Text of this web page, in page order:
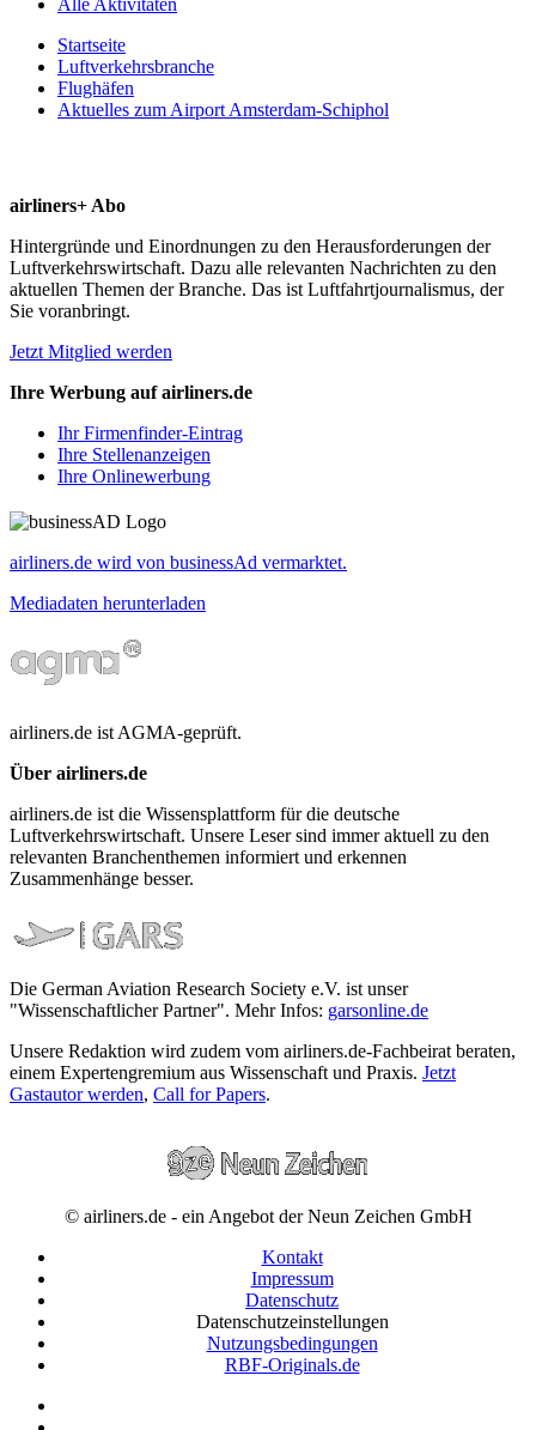
Startseite
Luftverkehrsbranche
Flughäfen
Aktuelles zum Airport Amsterdam-Schiphol
airliners+ Abo
Hintergründe und Einordnungen zu den Herausforderungen der
Luftverkehrswirtschaft. Dazu alle relevanten Nachrichten zu den
aktuellen Themen der Branche. Das ist Luftfahrtjournalismus, der
Sie voranbringt.
Jetzt Mitglied werden
Ihre Werbung auf airliners.de
Ihr Firmenfinder-Eintrag
Ihre Stellenanzeigen
Ihre Onlinewerbung
airliners.de wird von businessAd vermarktet.
Mediadaten herunterladen
airliners.de ist AGMA-geprüft.
Über airliners.de
airliners.de ist die Wissensplattform für die deutsche
Luftverkehrswirtschaft. Unsere Leser sind immer aktuell zu den
relevanten Branchenthemen informiert und erkennen
Zusammenhänge besser.
Die German Aviation Research Society e.V. ist unser
"Wissenschaftlicher Partner". Mehr Infos: garsonline.de
Unsere Redaktion wird zudem vom airliners.de-Fachbeirat beraten,
einem Expertengremium aus Wissenschaft und Praxis. Jetzt
Gastautor werden, Call for Papers.
© airliners.de - ein Angebot der Neun Zeichen GmbH
Kontakt
Impressum
Datenschutz
Datenschutzeinstellungen
Nutzungsbedingungen
RBF-Originals.de